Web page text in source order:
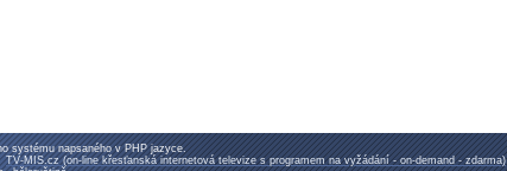
systému napsaného v PHP jazyce.
TV-MIS.cz (on-line křesťanská internetová televize s programem na vyžádání - on-demand - zdarma)